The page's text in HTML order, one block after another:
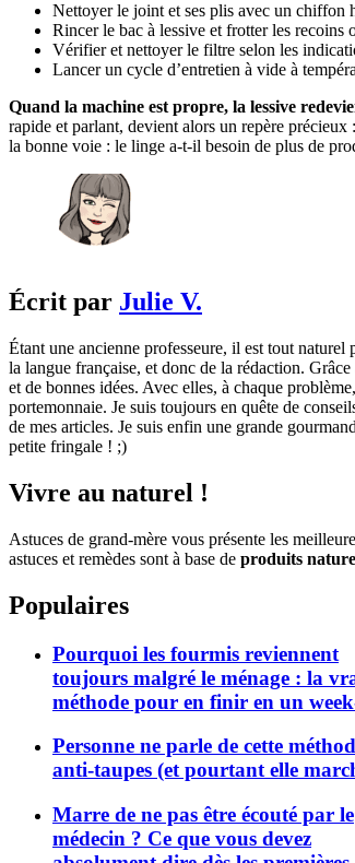
Nettoyer le joint et ses plis avec un chiffon
Rincer le bac à lessive et frotter les recoins
Vérifier et nettoyer le filtre selon les
Lancer un cycle d’entretien à vide à
Quand la machine est propre, la lessive
rapide et parlant, devient alors un repère
la bonne voie : le linge a-t-il besoin de plus de
Écrit par Julie V.
Étant une ancienne professeure, il est tout naturel
la langue française, et donc de la rédaction.
et de bonnes idées. Avec elles, à chaque
portemonnaie. Je suis toujours en quête de
de mes articles. Je suis enfin une grande
petite fringale ! ;)
Vivre au naturel !
Astuces de grand-mère vous présente les
astuces et remèdes sont à base de produits
Populaires
Pourquoi les fourmis reviennent
toujours malgré le ménage : la
méthode pour en finir en un
Personne ne parle de cette
anti-taupes (et pourtant elle
Marre de ne pas être écouté par le
médecin ? Ce que vous devez